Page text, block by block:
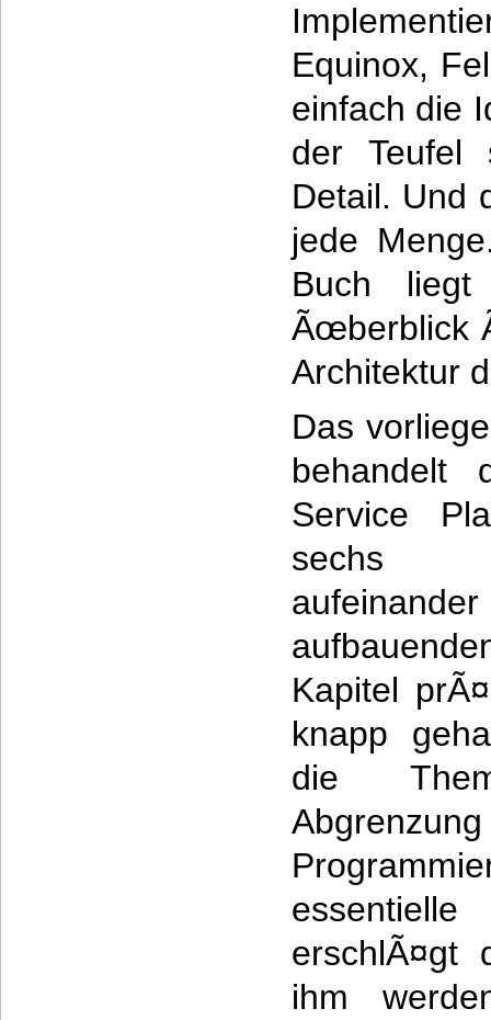
Equinox,
einfach die
der Teufel
Detail. Und
jede
Buch
Ãœberblick
Architektur
Das
behandelt
Service
sechs
aufeinander
Kapitel
knapp
die
erschlÃ¤gt
ihm